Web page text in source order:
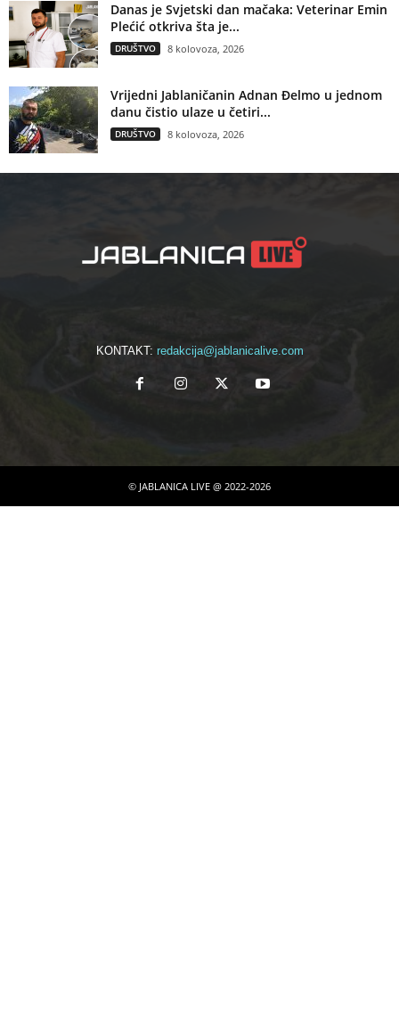
Danas je Svjetski dan mačaka: Veterinar Emin
Plećić otkriva šta je...
DRUŠTVO 8 kolovoza, 2026
Vrijedni Jablaničanin Adnan Đelmo u jednom
danu čistio ulaze u četiri...
DRUŠTVO 8 kolovoza, 2026
KONTAKT: redakcija@jablanicalive.com
© JABLANICA LIVE @ 2022-2026